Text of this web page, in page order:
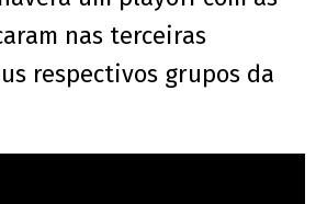
nas terceiras
respectivos grupos da